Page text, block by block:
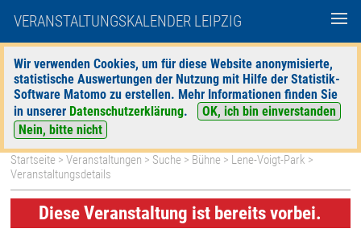
VERANSTALTUNGSKALENDER LEIPZIG
Wir verwenden Cookies, um für diese Website anonymisierte,
statistische Auswertungen der Nutzung mit Hilfe der Statistik-
Software Matomo zu erstellen. Mehr Informationen finden Sie
in unserer Datenschutzerklärung.
OK, ich bin einverstanden
Nein, bitte nicht
heute|morgen|Detaillierte Suche
Startseite >Veranstaltungen > Suche > Bühne > Lene-Voigt-Park >
Veranstaltungsdetails
Diese Veranstaltung ist bereits vorbei.